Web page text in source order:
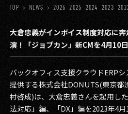
ジョブカ
ゲーム
ミクチャ
医療
出版メデ
美少女図
ABOUT
SERVICES
GROUP
RECRUIT
CONTACT
TOP NEWS 2026 2025 2024 2023
大倉忠義がインボイス制度対応に
演！「ジョブカン」新CMを4月10
バックオフィス支援クラウドERP
提供する株式会社DONUTS(東京都
村啓成)は、大倉忠義さんを起用し
法対応」編、「DX」編を2023年4